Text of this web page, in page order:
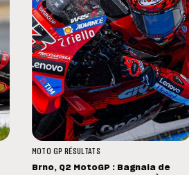
MOTO GP RÉSULTATS
Brno, Q2 MotoGP : Bagnaia de